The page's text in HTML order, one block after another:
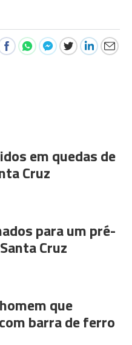
em quedas de
Cruz
para um pré-
Cruz
que
barra de ferro